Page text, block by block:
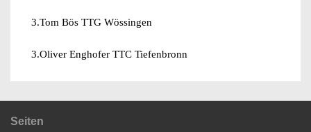
3.Tom Bös TTG Wössingen
3.Oliver Enghofer TTC Tiefenbronn
Seiten